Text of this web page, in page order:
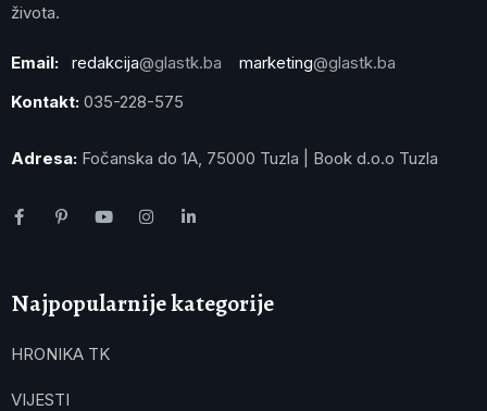
života.
Email: redakcija@glastk.ba marketing@glastk.ba
Kontakt: 035-228-575
Adresa: Fočanska do 1A, 75000 Tuzla | Book d.o.o Tuzla
Najpopularnije kategorije
HRONIKA TK
VIJESTI